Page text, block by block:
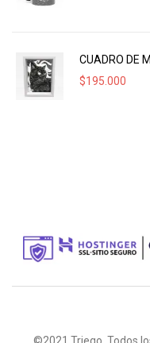
CUADRO DE
$195.000